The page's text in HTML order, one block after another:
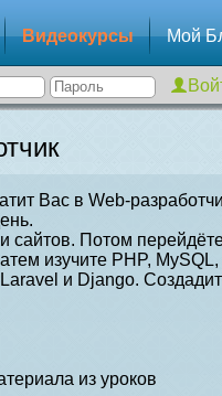
Видеокурсы Мой
Вас в Web-
сайтов. Потом
изучите PHP, MySQL,
и Django.
из уроков